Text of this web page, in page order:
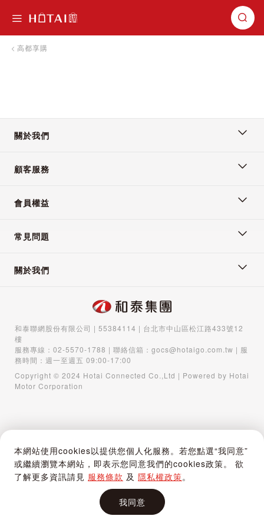
本網站使用cookies以提供您個人化服務。若您點選“我同意”
或繼續瀏覽本網站，即表示您同意我們的cookies政策。 欲
了解更多資訊請見 服務條款 及 隱私權政策。
我同意
購物車
高都享購
關於我們
顧客服務
會員權益
常見問題
關於我們
和泰聯網股份有限公司 | 55384114 | 台北市中山區松江路433號12
樓
服務專線： 02-5570-1788 | 聯絡信箱： gocs@hotaigo.com.tw | 服
務時間：週一至週五 09:00-17:00
Copyright © 2024 Hotai Connected Co.,Ltd | Powered by Hotai
Motor Corporation